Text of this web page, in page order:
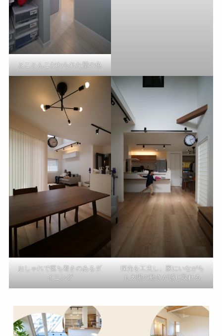
とことんこだわられた壁の色
おしゃれで落ち着きのあるダ
イニング
採光を工夫し、家にいながら
も太陽の動きが感じ取れる